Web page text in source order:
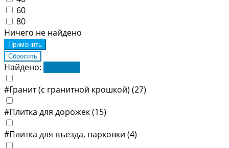
60
80
Ничего не найдено
Найдено:
#Гранит (с гранитной крошкой) (27)
#Плитка для дорожек(15)
#Плитка для въезда, парковки (4)